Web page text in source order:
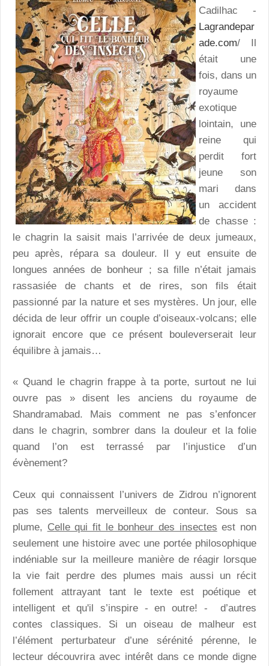
Cadilhac -
Lagrandepar
ade.com/ Il
était une
fois, dans un
royaume
exotique
lointain, une
reine qui
perdit fort
jeune son
mari dans
un accident
de chasse :
le chagrin la saisit mais l’arrivée de deux jumeaux,
peu après, répara sa douleur. Il y eut ensuite de
longues années de bonheur ; sa fille n’était jamais
rassasiée de chants et de rires, son fils était
passionné par la nature et ses mystères. Un jour, elle
décida de leur offrir un couple d’oiseaux-volcans; elle
ignorait encore que ce présent bouleverserait leur
équilibre à jamais…
« Quand le chagrin frappe à ta porte, surtout ne lui
ouvre pas » disent les anciens du royaume de
Shandramabad. Mais comment ne pas s’enfoncer
dans le chagrin, sombrer dans la douleur et la folie
quand l’on est terrassé par l’injustice d’un
évènement?
Ceux qui connaissent l’univers de Zidrou n’ignorent
pas ses talents merveilleux de conteur. Sous sa
plume, Celle qui fit le bonheur des insectes est non
seulement une histoire avec une portée philosophique
indéniable sur la meilleure manière de réagir lorsque
la vie fait perdre des plumes mais aussi un récit
follement attrayant tant le texte est poétique et
intelligent et qu'il s’inspire - en outre! - d’autres
contes classiques. Si un oiseau de malheur est
l’élément perturbateur d’une sérénité pérenne, le
lecteur découvrira avec intérêt dans ce monde digne